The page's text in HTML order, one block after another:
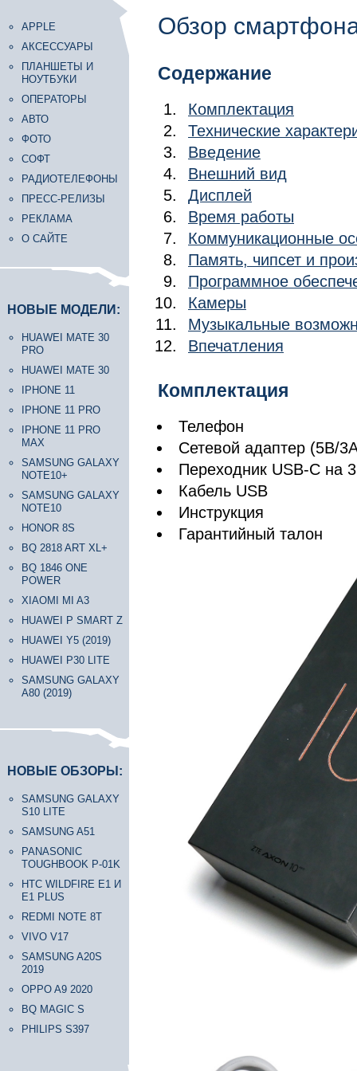
APPLE
АКСЕССУАРЫ
ПЛАНШЕТЫ И
НОУТБУКИ
ОПЕРАТОРЫ
АВТО
ФОТО
СОФТ
РАДИОТЕЛЕФОНЫ
ПРЕСС-РЕЛИЗЫ
РЕКЛАМА
О САЙТЕ
НОВЫЕ МОДЕЛИ:
HUAWEI MATE 30
PRO
HUAWEI MATE 30
IPHONE 11
IPHONE 11 PRO
IPHONE 11 PRO
MAX
SAMSUNG GALAXY
NOTE10+
SAMSUNG GALAXY
NOTE10
HONOR 8S
BQ 2818 ART XL+
BQ 1846 ONE
POWER
XIAOMI MI A3
HUAWEI P SMART Z
HUAWEI Y5 (2019)
HUAWEI P30 LITE
SAMSUNG GALAXY
A80 (2019)
НОВЫЕ ОБЗОРЫ:
SAMSUNG GALAXY
S10 LITE
SAMSUNG A51
PANASONIC
TOUGHBOOK P-01K
HTC WILDFIRE E1 И
E1 PLUS
REDMI NOTE 8T
VIVO V17
SAMSUNG A20S
2019
OPPO A9 2020
BQ MAGIC S
PHILIPS S397
Обзор
Содержание
Комплектация
Технические
Введение
Внешний вид
Дисплей
Время работы
Коммуникационные
Память, чипсет и
Программное
Камеры
Музыкальные
Впечатления
Комплектация
Телефон
Сетевой адаптер (5В/
Переходник USB-C на
Кабель USB
Инструкция
Гарантийный талон